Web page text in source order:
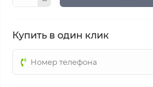
Купить в один клик